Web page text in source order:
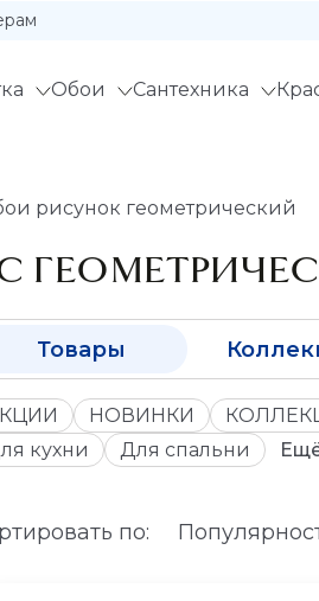
Обои Сантехника
рисунок геометрический
Товары
НОВИНКИ
кухни
Для спальни
по: